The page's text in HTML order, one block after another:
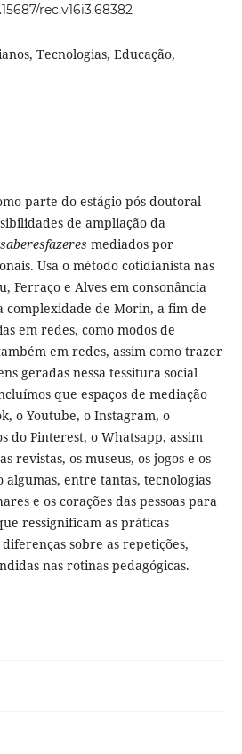
rec.v16i3.68382
Tecnologias, Educação,
parte do estágio pós-doutoral
de ampliação da
saberesfazeres mediados por
Usa o método cotidianista nas
Ferraço e Alves em consonância
complexidade de Morin, a fim de
em redes, como modos de
em redes, assim como trazer
geradas nessa tessitura social
que espaços de mediação
o Youtube, o Instagram, o
do Pinterest, o Whatsapp, assim
revistas, os museus, os jogos e os
algumas, entre tantas, tecnologias
e os corações das pessoas para
ressignificam as práticas
sobre as repetições,
nas rotinas pedagógicas.